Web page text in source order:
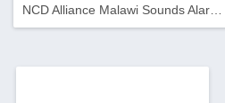
NCD Alliance Malawi Sounds Alar…